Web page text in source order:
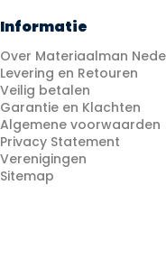
Informatie
Over Materiaalman
Levering en Retouren
Veilig betalen
Garantie en Klachten
Algemene voorwaarden
Privacy Statement
Verenigingen
Sitemap